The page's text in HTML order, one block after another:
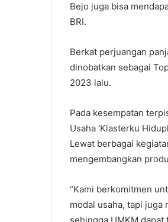
Bejo juga bisa
BRI.
Berkat perjuangan
dinobatkan sebagai
2023 lalu.
Pada kesempatan
Usaha ‘Klasterku
Lewat berbagai
mengembangkan
“Kami berkomitmen
modal usaha, tapi